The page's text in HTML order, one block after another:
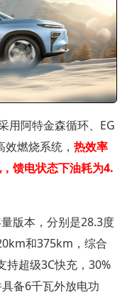
用阿特金森循环、EG
燃烧系统， 热效率
馈电状态下油耗为4.
版本，分别是28.3度
和375km，综合
超级3C快充，30%
备6千瓦外放电功